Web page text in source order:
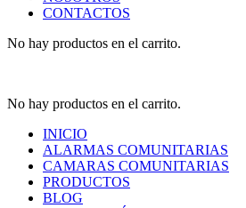
CONTACTOS
No hay productos en el carrito.
No hay productos en el carrito.
INICIO
ALARMAS COMUNITARIAS
CAMARAS COMUNITARIAS
PRODUCTOS
BLOG